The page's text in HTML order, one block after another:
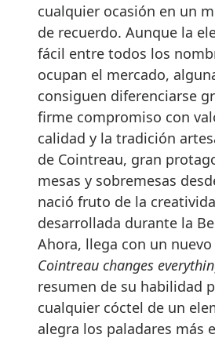
cualquier ocasión en un
de recuerdo. Aunque la
fácil entre todos los
ocupan el mercado,
consiguen diferenciarse
firme compromiso con
calidad y la tradición
de Cointreau, gran
mesas y sobremesas
nació fruto de la
desarrollada durante la
Ahora, llega con un
Cointreau changes
resumen de su habilidad
cualquier cóctel de un
alegra los paladares más